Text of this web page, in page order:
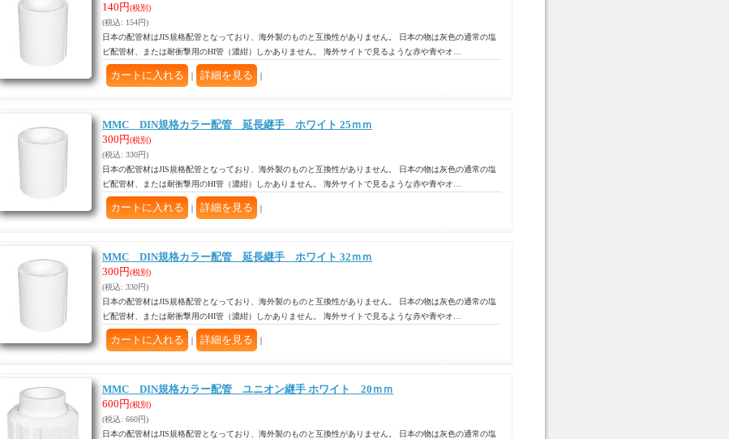
140円(税別)
(税込: 154円)
日本の配管材はJIS規格配管となっており、海外製のものと互換性がありません。 日本の物は灰色の通常の塩
ビ配管材、または耐衝撃用のHI管（濃紺）しかありません。 海外サイトで見るような赤や青やオ…
｜ ｜
MMC DIN規格カラー配管 延長継手 ホワイト 25ｍｍ
300円(税別)
(税込: 330円)
日本の配管材はJIS規格配管となっており、海外製のものと互換性がありません。 日本の物は灰色の通常の塩
ビ配管材、または耐衝撃用のHI管（濃紺）しかありません。 海外サイトで見るような赤や青やオ…
｜ ｜
MMC DIN規格カラー配管 延長継手 ホワイト 32ｍｍ
300円(税別)
(税込: 330円)
日本の配管材はJIS規格配管となっており、海外製のものと互換性がありません。 日本の物は灰色の通常の塩
ビ配管材、または耐衝撃用のHI管（濃紺）しかありません。 海外サイトで見るような赤や青やオ…
｜ ｜
MMC DIN規格カラー配管 ユニオン継手 ホワイト 20ｍｍ
600円(税別)
(税込: 660円)
日本の配管材はJIS規格配管となっており、海外製のものと互換性がありません。 日本の物は灰色の通常の塩